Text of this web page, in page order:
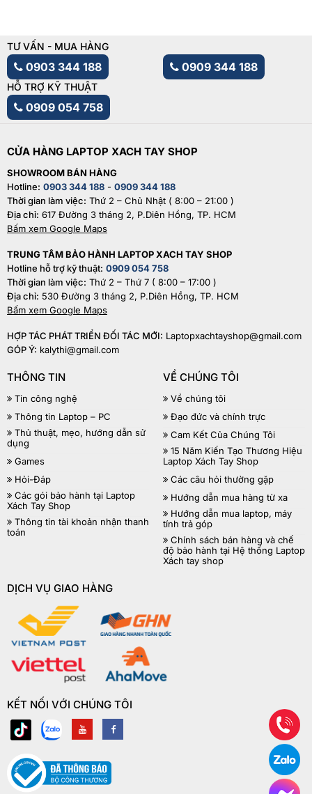
TƯ VẤN - MUA HÀNG
0903 344 188 0909 344 188
HỖ TRỢ KỸ THUẬT
0909 054 758
CỬA HÀNG LAPTOP XACH TAY SHOP
SHOWROOM BÁN HÀNG
Hotline: 0903 344 188 - 0909 344 188
Thời gian làm việc: Thứ 2 – Chủ Nhật ( 8:00 – 21:00 )
Địa chỉ: 617 Đường 3 tháng 2, P.Diên Hồng, TP. HCM
Bấm xem Google Maps
TRUNG TÂM BẢO HÀNH LAPTOP XACH TAY SHOP
Hotline hỗ trợ kỹ thuật: 0909 054 758
Thời gian làm việc: Thứ 2 – Thứ 7 ( 8:00 – 17:00 )
Địa chỉ: 530 Đường 3 tháng 2, P.Diên Hồng, TP. HCM
Bấm xem Google Maps
HỢP TÁC PHÁT TRIỂN ĐỐI TÁC MỚI: Laptopxachtayshop@gmail.com
GÓP Ý: kalythi@gmail.com
THÔNG TIN
Tin công nghệ
Thông tin Laptop – PC
Thủ thuật, mẹo, hướng dẫn sử
dụng
Games
Hỏi-Đáp
Các gói bảo hành tại Laptop
Xách Tay Shop
Thông tin tài khoản nhận thanh
toán
VỀ CHÚNG TÔI
Về chúng tôi
Đạo đức và chính trực
Cam Kết Của Chúng Tôi
15 Năm Kiến Tạo Thương Hiệu
Laptop Xách Tay Shop
Các câu hỏi thường gặp
Hướng dẫn mua hàng từ xa
Hướng dẫn mua laptop, máy
tính trả góp
Chính sách bán hàng và chế
độ bảo hành tại Hệ thống Laptop
Xách tay shop
DỊCH VỤ GIAO HÀNG
KẾT NỐI VỚI CHÚNG TÔI